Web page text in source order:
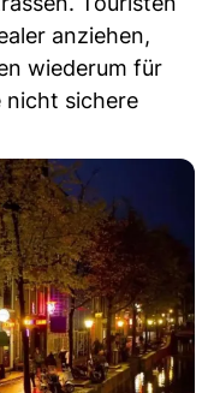
anziehen,
wiederum für
nicht sichere